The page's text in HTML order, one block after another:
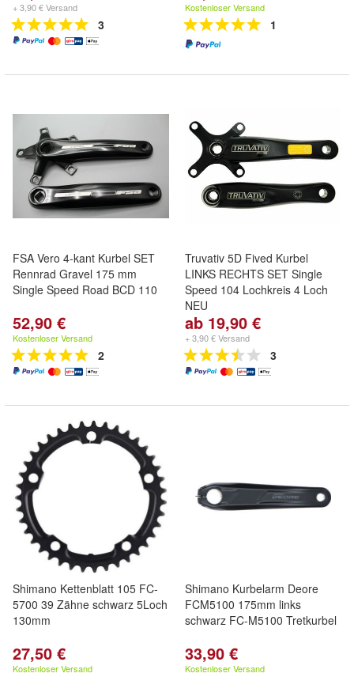
+ 3,90 € Versand
3
Kostenloser Versand
1
FSA Vero 4-kant Kurbel SET
Rennrad Gravel 175 mm
Single Speed Road BCD 110
52,90 €
Kostenloser Versand
2
Truvativ 5D Fived Kurbel
LINKS RECHTS SET Single
Speed 104 Lochkreis 4 Loch
NEU
ab 19,90 €
+ 3,90 € Versand
3
Shimano Kettenblatt 105 FC-
5700 39 Zähne schwarz 5Loch
130mm
27,50 €
Kostenloser Versand
Shimano Kurbelarm Deore
FCM5100 175mm links
schwarz FC-M5100 Tretkurbel
33,90 €
Kostenloser Versand